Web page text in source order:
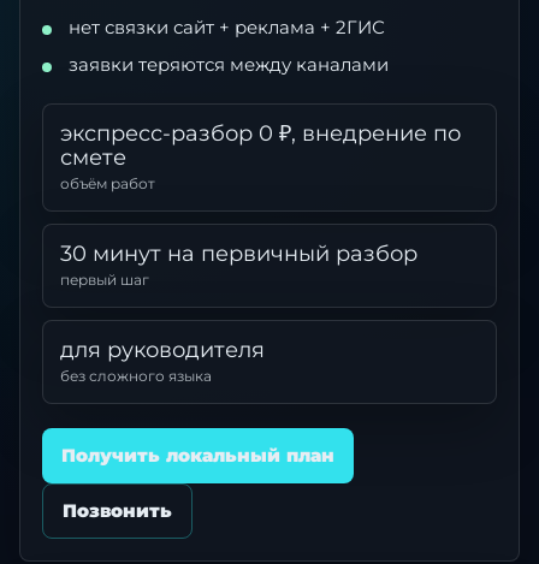
нет связки сайт + реклама + 2ГИС
заявки теряются между каналами
экспресс-разбор 0 ₽, внедрение по
смете
объём работ
30 минут на первичный разбор
первый шаг
для руководителя
без сложного языка
Получить локальный план
Позвонить